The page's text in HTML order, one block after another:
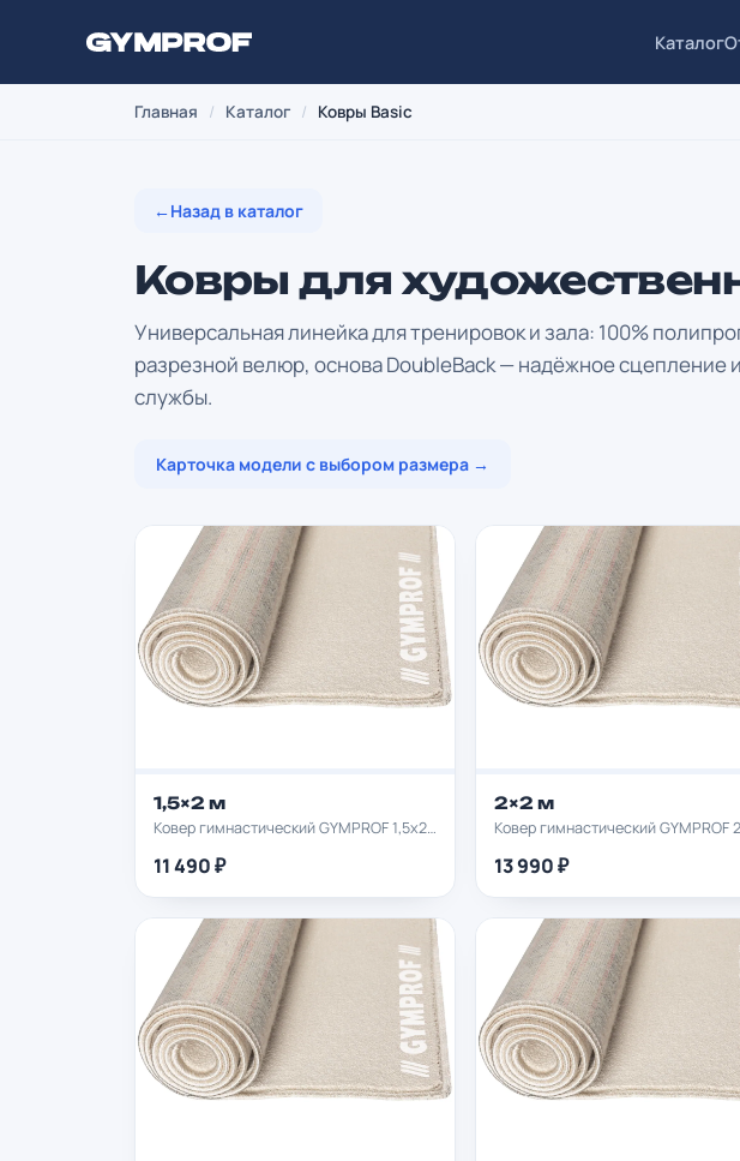
Каталог
Главная / Каталог / Ковры Basic
←Назад в каталог
Ковры для
Универсальная линейка для тренировок и зала: 100%
разрезной велюр, основа DoubleBack — надёжное сцепление
службы.
Карточка модели с выбором размера →
1,5×2 м
Ковер гимнастический GYMPROF 1,5х2м
11 490 ₽
2×2 м
Ковер гимнастический GYMPROF
13 990 ₽